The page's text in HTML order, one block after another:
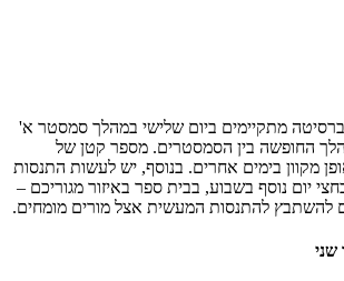
מתקיימים ביום שלישי במהלך סמסטר א'
החופשה בין הסמסטרים. מספר קטן של
מקוון בימים אחרים. בנוסף, יש לעשות התנסות
יום נוסף בשבוע, בבית ספר באיזור מגוריכם –
להשתבץ להתנסות המעשית אצל מורים מומחים.
שני